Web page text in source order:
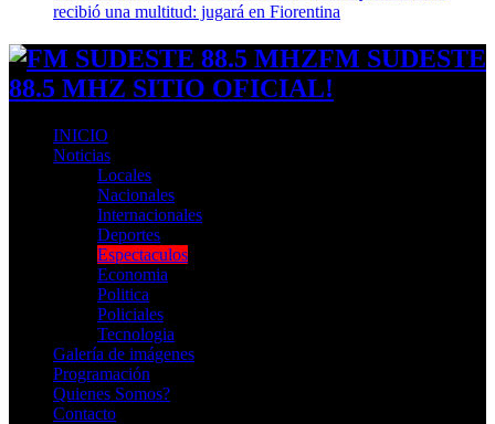
recibió una multitud: jugará en Fiorentina
FM SUDESTE
88.5 MHZ SITIO OFICIAL!
INICIO
Noticias
Locales
Nacionales
Internacionales
Deportes
Espectaculos
Economia
Politica
Policiales
Tecnologia
Galería de imágenes
Programación
Quienes Somos?
Contacto